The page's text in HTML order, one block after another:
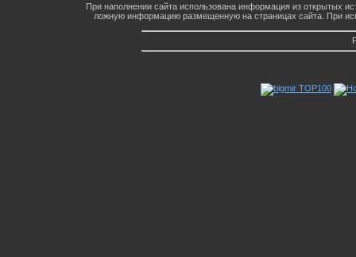
При наполнении сайта использована информация из открытых
ложную информацию размещенную на страницах сайта. При